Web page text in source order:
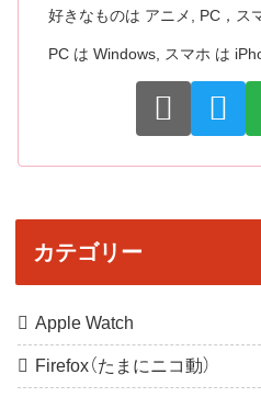
好きなものは アニメ, PC，ス
PC は Windows, スマホ は
カテゴリー
Apple Watch
Firefox（たまにニコ動）